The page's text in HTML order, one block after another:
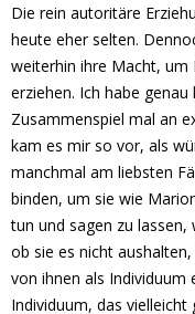
Die rein autoritäre
heute eher selten.
weiterhin ihre Macht, um
erziehen. Ich habe
Zusammenspiel mal an
kam es mir so vor, als
manchmal am liebsten
binden, um sie wie
tun und sagen zu lassen,
ob sie es nicht
von ihnen als Individuum
Individuum, das vielleicht